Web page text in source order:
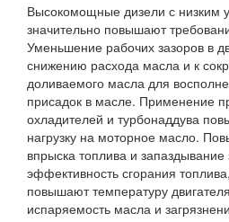
Высокомощные дизели с низким
значительно повышают
Уменьшение рабочих зазоров в
снижению расхода масла и к
доливаемого масла для
присадок в масле. Применение
охладителей и турбонаддува
нагрузку на моторное масло.
впрыска топлива и
эффективность сгорания
повышают температуру
испаряемость масла и